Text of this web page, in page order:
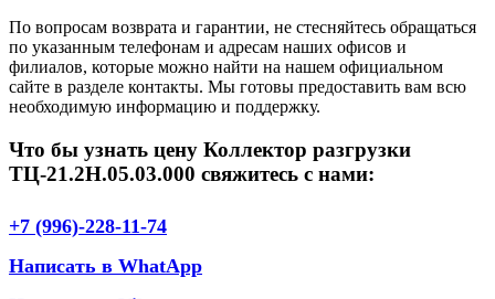
По вопросам возврата и гарантии, не стесняйтесь обращаться
по указанным телефонам и адресам наших офисов и
филиалов, которые можно найти на нашем официальном
сайте в разделе контакты. Мы готовы предоставить вам всю
необходимую информацию и поддержку.
Что бы узнать цену Коллектор разгрузки
ТЦ-21.2Н.05.03.000 свяжитесь с нами:
+7 (996)-228-11-74
Написать в WhatApp